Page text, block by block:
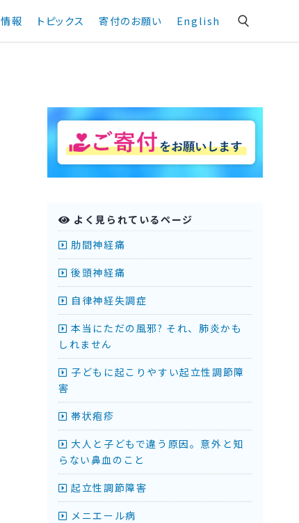
報 トピックス 寄付のお願い English
よく見られているページ
肋間神経痛
後頭神経痛
自律神経失調症
本当にただの風邪? それ、肺炎かも
しれません
子どもに起こりやすい起立性調節障
害
帯状疱疹
大人と子どもで違う原因。意外と知
らない鼻血のこと
起立性調節障害
メニエール病